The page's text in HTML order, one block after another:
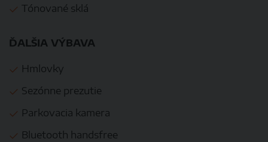
Tónované sklá
ĎALŠIA VÝBAVA
Hmlovky
Sezónne prezutie
Parkovacia kamera
Bluetooth handsfree